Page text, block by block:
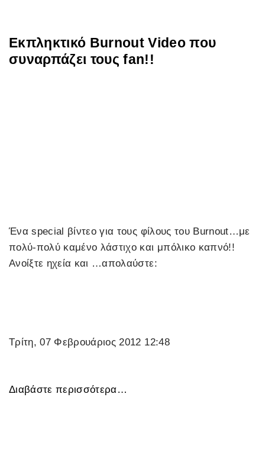
Εκπληκτικό Burnout Video που
συναρπάζει τους fan!!
Ένα special βίντεο για τους φίλους του Burnout…με
πολύ-πολύ καμένο λάστιχο και μπόλικο καπνό!!
Ανοίξτε ηχεία και …απολαύστε:
Τρίτη, 07 Φεβρουάριος 2012 12:48
Διαβάστε περισσότερα…